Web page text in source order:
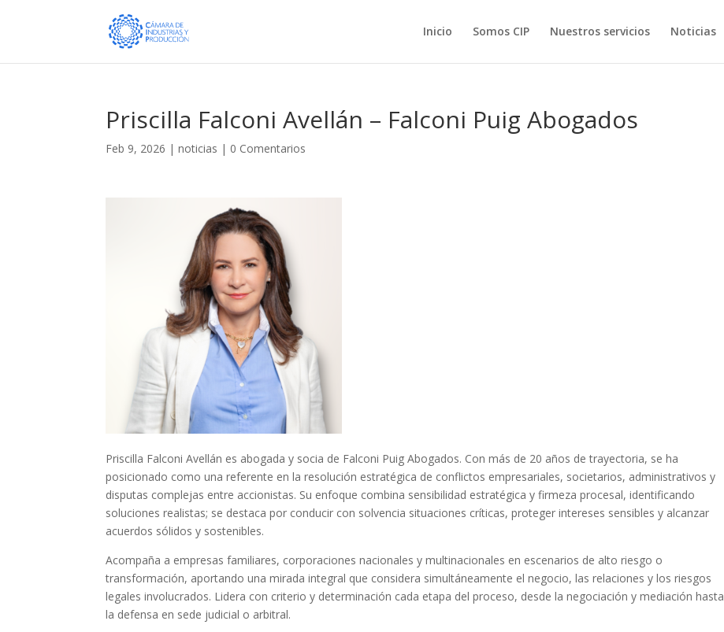
Inicio Somos CIP Nuestros servicios Noticias
Priscilla Falconi Avellán – Falconi Puig Abogados
Feb 9, 2026 |noticias | 0 Comentarios
Priscilla Falconi Avellán es abogada y socia de Falconi Puig Abogados. Con más de 20 años de trayectoria, se ha
posicionado como una referente en la resolución estratégica de conflictos empresariales, societarios, administrativos y
disputas complejas entre accionistas. Su enfoque combina sensibilidad estratégica y firmeza procesal, identificando
soluciones realistas; se destaca por conducir con solvencia situaciones críticas, proteger intereses sensibles y alcanzar
acuerdos sólidos y sostenibles.
Acompaña a empresas familiares, corporaciones nacionales y multinacionales en escenarios de alto riesgo o
transformación, aportando una mirada integral que considera simultáneamente el negocio, las relaciones y los riesgos
legales involucrados. Lidera con criterio y determinación cada etapa del proceso, desde la negociación y mediación hasta
la defensa en sede judicial o arbitral.